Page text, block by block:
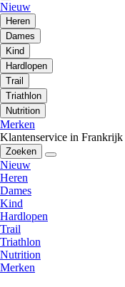
Nieuw
Heren
Dames
Kind
Hardlopen
Trail
Triathlon
Nutrition
Merken
Klantenservice in Frankrijk
Zoeken
Nieuw
Heren
Dames
Kind
Hardlopen
Trail
Triathlon
Nutrition
Merken